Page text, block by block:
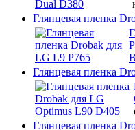
Глянцевая пленка
Глянцевая пленка
Глянцевая пленка